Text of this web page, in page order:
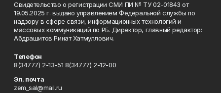
Свидетельство о регистрации СМИ ПИ № ТУ 02-01843 от
19.05.2025 г. выдано управлением Федеральной службы по
надзору в сфере связи, информационных технологий и
массовых коммуникаций по РБ. Директор, главный редактор:
Абдрашитов Ринат Хатмуллович.
Телефон
8(34777) 2-13-51 8(34777) 2-12-00
Эл. почта
zem_sal@mail.ru